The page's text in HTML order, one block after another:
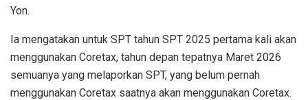
Yon.
Ia mengatakan untuk SPT tahun SPT 2025 pertama kali akan
menggunakan Coretax, tahun depan tepatnya Maret 2026
semuanya yang melaporkan SPT, yang belum pernah
menggunakan Coretax saatnya akan menggunakan Coretax.